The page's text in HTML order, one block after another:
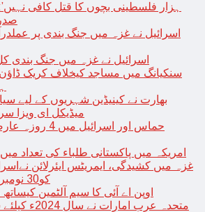
اسرائیل نے غزہ میں جنگ بندی پر
اسرائیل نے غزہ میں جنگ بندی
سنکیانگ میں مساجد کیخلاف کریک
بھارت نے کینیڈین شہریوں کے لیے
میڈیکل ای ویزا
حماس اور
امریکہ میں پاکستانی طلباء کی تعداد میں 16 فیصد اضافہ
غزہ میں کشیدگی، ایمریٹس ایئرلائن
کو30 نومبر تک معطل کردیا
اوپن اے آئی کا سیم آلٹمین
متحدہ عرب